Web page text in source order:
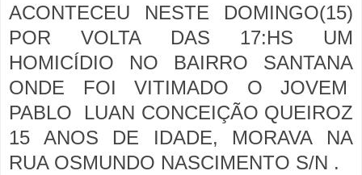
ACONTECEU NESTE DOMINGO(15)
POR VOLTA DAS 17:HS UM
HOMICÍDIO NO BAIRRO SANTANA
ONDE FOI VITIMADO O JOVEM
PABLO LUAN CONCEIÇÃO QUEIROZ
15 ANOS DE IDADE, MORAVA NA
RUA OSMUNDO NASCIMENTO S/N .